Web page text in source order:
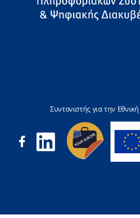
Συντονιστής για την